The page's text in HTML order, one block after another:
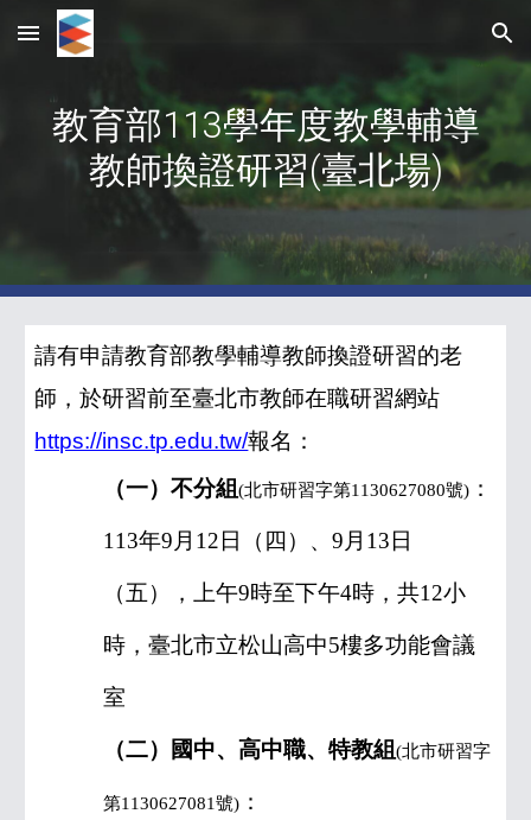
Skip to main content Skip to navigation
教育部113學年度教學輔導
教師換證研習(臺北場)
請有申請教育部教學輔導教師換證研習的老
師，於研習前至臺北市教師在職研習網站
https://insc.tp.edu.tw/報名：
（一）不分組 (北市研習字第1130627080號)：
113年9 月 12 日（四）、 9 月 13 日
（五），上午9時至下午4時，共12小
時，臺北市立松山高中5樓多功能會議
室
（二）國中、高中職、特教組 (北市研習字
第1130627081號)：